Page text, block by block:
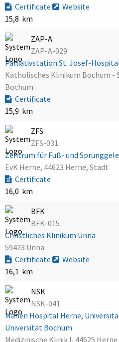
Certificate
Website
15,8 km
ZAP-A
ZAP-A-029
Palliativstation St. Josef-
Katholisches Klinikum Bochum -
Bochum
Certificate
15,9 km
ZFS
ZFS-031
Zentrum für Fuß- und
EvK Herne, 44623 Herne, Stadt
Certificate
16,0 km
BFK
BFK-015
Christliches Klinikum Unna
59423 Unna
Certificate
Website
16,1 km
NSK
NSK-041
Marien Hospital Herne,
Universität Bochum
Medizinische Klinik I, 44625